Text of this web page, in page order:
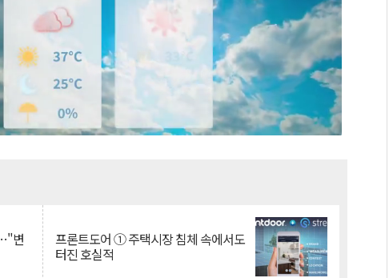
변 프론트도어 ① 주택시장 침체 속에서도
터진 호실적